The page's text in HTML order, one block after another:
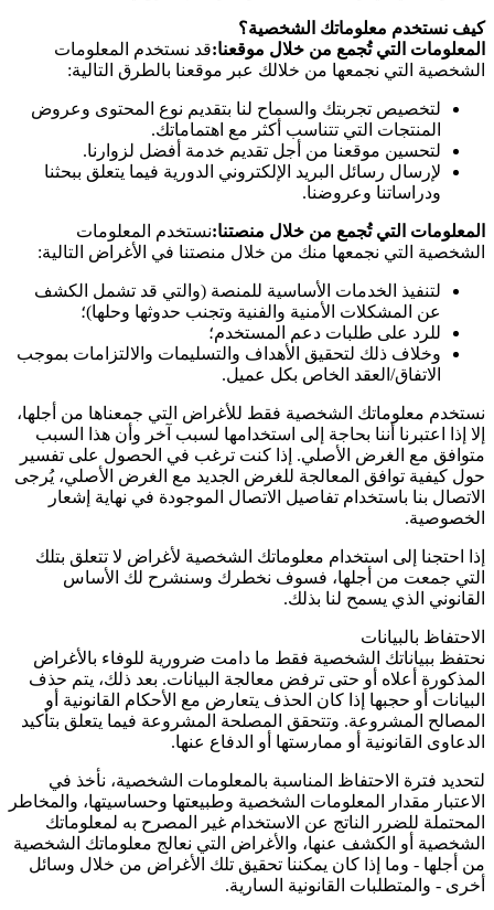
كيف نستخدم معلوماتك الشخصية؟
المعلومات التي تُجمع من خلال موقعنا:قد نستخدم المعلومات
الشخصية التي نجمعها من خلالك عبر موقعنا بالطرق التالية:
لتخصيص تجربتك والسماح لنا بتقديم نوع المحتوى وعروض
المنتجات التي تتناسب أكثر مع اهتماماتك.
لتحسين موقعنا من أجل تقديم خدمة أفضل لزوارنا.
لإرسال رسائل البريد الإلكتروني الدورية فيما يتعلق ببحثنا
ودراساتنا وعروضنا.
المعلومات التي تُجمع من خلال منصتنا:نستخدم المعلومات
الشخصية التي نجمعها منك من خلال منصتنا في الأغراض التالية:
لتنفيذ الخدمات الأساسية للمنصة (والتي قد تشمل الكشف
عن المشكلات الأمنية والفنية وتجنب حدوثها وحلها)؛
للرد على طلبات دعم المستخدم؛
وخلاف ذلك لتحقيق الأهداف والتسليمات والالتزامات بموجب
الاتفاق/العقد الخاص بكل عميل.
نستخدم معلوماتك الشخصية فقط للأغراض التي جمعناها من أجلها،
إلا إذا اعتبرنا أننا بحاجة إلى استخدامها لسبب آخر وأن هذا السبب
متوافق مع الغرض الأصلي. إذا كنت ترغب في الحصول على تفسير
حول كيفية توافق المعالجة للغرض الجديد مع الغرض الأصلي، يُرجى
الاتصال بنا باستخدام تفاصيل الاتصال الموجودة في نهاية إشعار
الخصوصية.
إذا احتجنا إلى استخدام معلوماتك الشخصية لأغراض لا تتعلق بتلك
التي جمعت من أجلها، فسوف نخطرك وسنشرح لك الأساس
القانوني الذي يسمح لنا بذلك.
الاحتفاظ بالبيانات
نحتفظ ببياناتك الشخصية فقط ما دامت ضرورية للوفاء بالأغراض
المذكورة أعلاه أو حتى ترفض معالجة البيانات. بعد ذلك، يتم حذف
البيانات أو حجبها إذا كان الحذف يتعارض مع الأحكام القانونية أو
المصالح المشروعة. وتتحقق المصلحة المشروعة فيما يتعلق بتأكيد
الدعاوى القانونية أو ممارستها أو الدفاع عنها.
لتحديد فترة الاحتفاظ المناسبة بالمعلومات الشخصية، نأخذ في
الاعتبار مقدار المعلومات الشخصية وطبيعتها وحساسيتها، والمخاطر
المحتملة للضرر الناتج عن الاستخدام غير المصرح به لمعلوماتك
الشخصية أو الكشف عنها، والأغراض التي نعالج معلوماتك الشخصية
من أجلها - وما إذا كان يمكننا تحقيق تلك الأغراض من خلال وسائل
أخرى - والمتطلبات القانونية السارية.